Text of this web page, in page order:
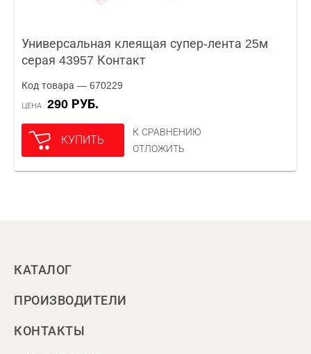
Универсальная клеящая супер-лента 25м
серая 43957 Контакт
Код товара — 670229
ЦЕНА 290 РУБ.
КУПИТЬ
К СРАВНЕНИЮ
ОТЛОЖИТЬ
КАТАЛОГ
ПРОИЗВОДИТЕЛИ
КОНТАКТЫ